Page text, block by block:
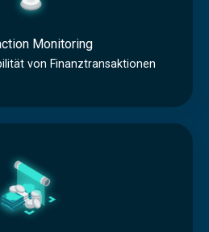
n
i
n
n
a
t
o
n
M
Monitoring
von Finanztransaktionen
r
a
n